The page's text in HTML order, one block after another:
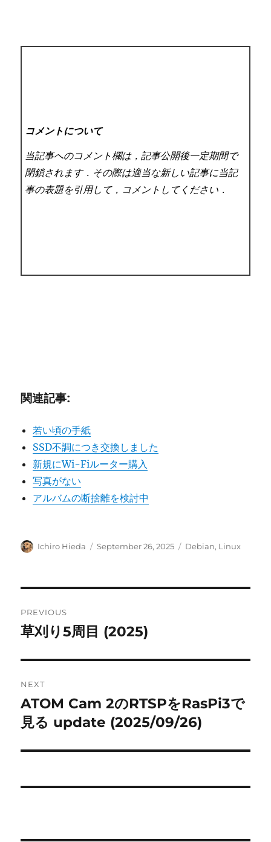
コメントについて
当記事へのコメント欄は，記事公開後一定期間で
閉鎖されます．その際は適当な新しい記事に当記
事の表題を引用して，コメントしてください．
関連記事:
若い頃の手紙
SSD不調につき交換しました
新規にWi-Fiルーター購入
写真がない
アルバムの断捨離を検討中
Author
Ichiro Hieda
Posted
September 26, 2025 Categories
Debian, Linux
navigation
PREVIOUS
Previous
草刈り5周目 (2025)
NEXT
Next
post:
ATOM Cam 2のRTSPをRasPi3で
見る update (2025/09/26)